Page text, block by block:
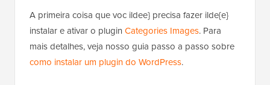
A primeira coisa que voc ildee} precisa fazer ilde{e}
instalar e ativar o plugin Categories Images. Para
mais detalhes, veja nosso guia passo a passo sobre
como instalar um plugin do WordPress.